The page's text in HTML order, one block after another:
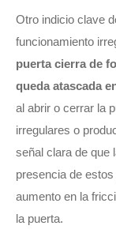
Otro indicio clave
funcionamiento
puerta cierra de
queda atascada
al abrir o cerrar la
irregulares o
señal clara de que
presencia de
aumento en la
la puerta.